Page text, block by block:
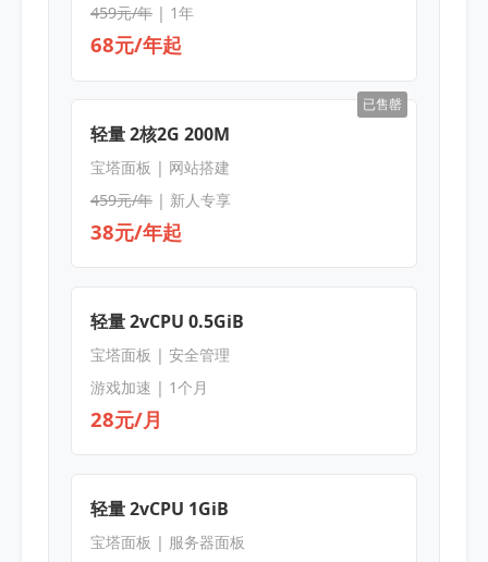
459元/年| 1年
68元/年起
已售罄
轻量 2核2G 200M
宝塔面板 | 网站搭建
459元/年| 新人专享
38元/年起
轻量 2vCPU 0.5GiB
宝塔面板 | 安全管理
游戏加速 | 1个月
28元/月
轻量 2vCPU 1GiB
宝塔面板 | 服务器面板